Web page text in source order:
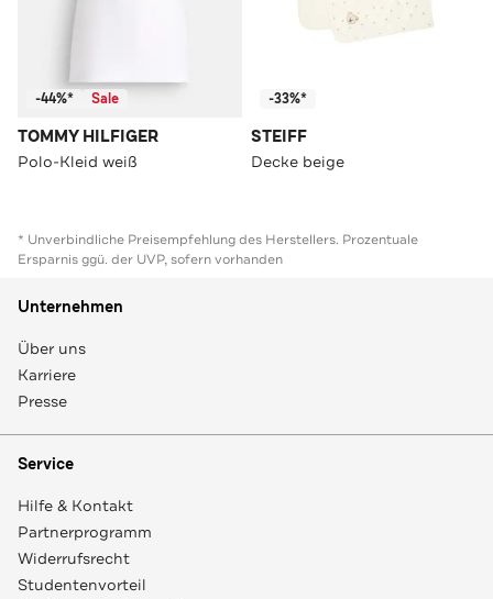
-44%* Sale
TOMMY HILFIGER
Polo-Kleid weiß
-33%*
STEIFF
Decke beige
* Unverbindliche Preisempfehlung des Herstellers. Prozentuale
Ersparnis ggü. der UVP, sofern vorhanden
Unternehmen
Über uns
Karriere
Presse
Service
Hilfe & Kontakt
Partnerprogramm
Widerrufsrecht
Studentenvorteil